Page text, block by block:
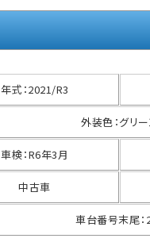
年式 ：2021/R3
外装色 ：グリ
車検：R6年3月
中古車
車台番号末尾：